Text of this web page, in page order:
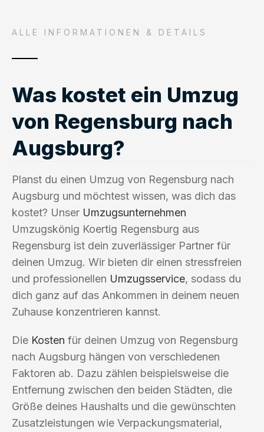
ALLE INFORMATIONEN & DETAILS
Was kostet ein Umzug
von Regensburg nach
Augsburg?
Planst du einen Umzug von Regensburg nach
Augsburg und möchtest wissen, was dich das
kostet? Unser Umzugsunternehmen
Umzugskönig Koertig Regensburg aus
Regensburg ist dein zuverlässiger Partner für
deinen Umzug. Wir bieten dir einen stressfreien
und professionellen Umzugsservice, sodass du
dich ganz auf das Ankommen in deinem neuen
Zuhause konzentrieren kannst.
Die Kosten für deinen Umzug von Regensburg
nach Augsburg hängen von verschiedenen
Faktoren ab. Dazu zählen beispielsweise die
Entfernung zwischen den beiden Städten, die
Größe deines Haushalts und die gewünschten
Zusatzleistungen wie Verpackungsmaterial,